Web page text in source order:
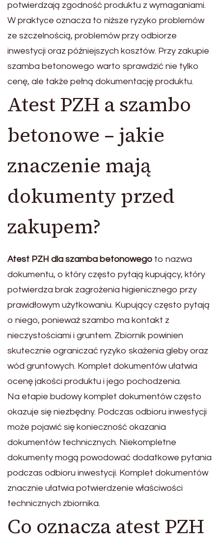
potwierdzają zgodność produktu z wymaganiami.
W praktyce oznacza to niższe ryzyko problemów
ze szczelnością, problemów przy odbiorze
inwestycji oraz późniejszych kosztów. Przy zakupie
szamba betonowego warto sprawdzić nie tylko
cenę, ale także pełną dokumentację produktu.
Atest PZH a szambo
betonowe – jakie
znaczenie mają
dokumenty przed
zakupem?
Atest PZH dla szamba betonowego to nazwa
dokumentu, o który często pytają kupujący, który
potwierdza brak zagrożenia higienicznego przy
prawidłowym użytkowaniu. Kupujący często pytają
o niego, ponieważ szambo ma kontakt z
nieczystościami i gruntem. Zbiornik powinien
skutecznie ograniczać ryzyko skażenia gleby oraz
wód gruntowych. Komplet dokumentów ułatwia
ocenę jakości produktu i jego pochodzenia.
Na etapie budowy komplet dokumentów często
okazuje się niezbędny. Podczas odbioru inwestycji
może pojawić się konieczność okazania
dokumentów technicznych. Niekompletne
dokumenty mogą powodować dodatkowe pytania
podczas odbioru inwestycji. Komplet dokumentów
znacznie ułatwia potwierdzenie właściwości
technicznych zbiornika.
Co oznacza atest PZH